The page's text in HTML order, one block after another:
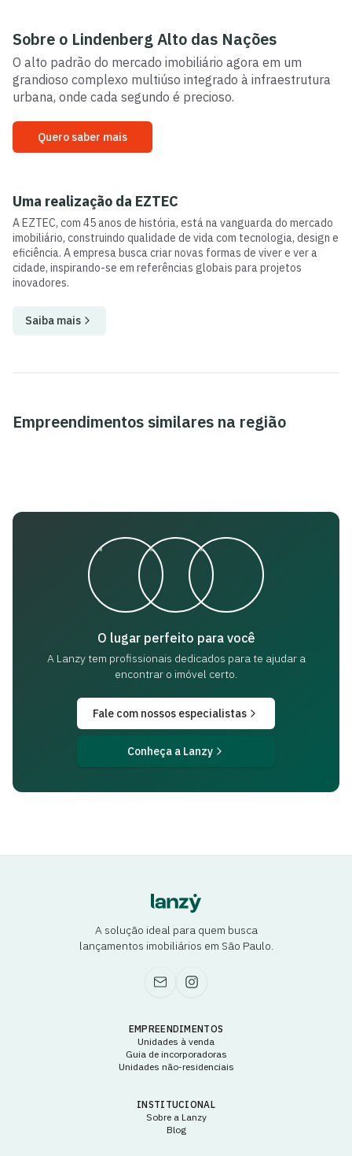
Sobre o Lindenberg Alto das Nações
O alto padrão do mercado imobiliário agora em um
grandioso complexo multiúso integrado à infraestrutura
urbana, onde cada segundo é precioso.
Quero saber mais
Uma realização da EZTEC
A EZTEC, com 45 anos de história, está na vanguarda do mercado
imobiliário, construindo qualidade de vida com tecnologia, design e
eficiência. A empresa busca criar novas formas de viver e ver a
cidade, inspirando-se em referências globais para projetos
inovadores.
Saiba mais
Empreendimentos similares na região
O lugar perfeito para você
A Lanzy tem profissionais dedicados parate ajudar a
encontrar o imóvel certo.
Fale com nossos especialistas
Conheça a Lanzy
A solução ideal para quem busca
lançamentos imobiliários em São Paulo.
EMPREENDIMENTOS
Unidades à venda
Guia de incorporadoras
Unidades não-residenciais
INSTITUCIONAL
Sobre a Lanzy
Blog